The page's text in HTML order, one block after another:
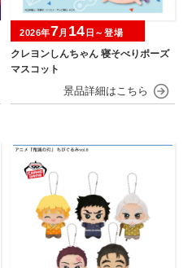
クレヨンしんちゃん 寝そべりポーズ
マスコット
2026年7月 14 日～登場